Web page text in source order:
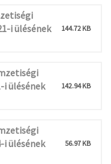
i ülésének
144.72 KB
i ülésének
142.94 KB
i ülésének
56.97 KB